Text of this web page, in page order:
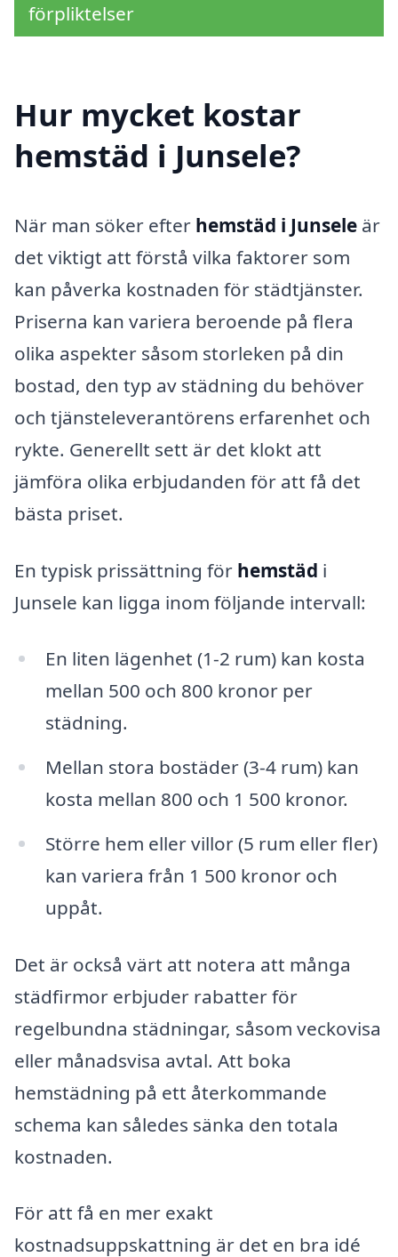
förpliktelser
Hur mycket kostar
hemstäd i Junsele?
När man söker efter hemstäd i Junsele är
det viktigt att förstå vilka faktorer som
kan påverka kostnaden för städtjänster.
Priserna kan variera beroende på flera
olika aspekter såsom storleken på din
bostad, den typ av städning du behöver
och tjänsteleverantörens erfarenhet och
rykte. Generellt sett är det klokt att
jämföra olika erbjudanden för att få det
bästa priset.
En typisk prissättning för hemstäd i
Junsele kan ligga inom följande intervall:
En liten lägenhet (1-2 rum) kan kosta
mellan 500 och 800 kronor per
städning.
Mellan stora bostäder (3-4 rum) kan
kosta mellan 800 och 1 500 kronor.
Större hem eller villor (5 rum eller fler)
kan variera från 1 500 kronor och
uppåt.
Det är också värt att notera att många
städfirmor erbjuder rabatter för
regelbundna städningar, såsom veckovisa
eller månadsvisa avtal. Att boka
hemstädning på ett återkommande
schema kan således sänka den totala
kostnaden.
För att få en mer exakt
kostnadsuppskattning är det en bra idé